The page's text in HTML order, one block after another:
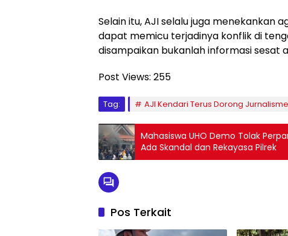
Selain itu, AJI selalu juga menekankan
dapat memicu terjadinya konflik di
disampaikan bukanlah informasi sesat
Post Views: 255
Tag: AJI Kendari Terus Dorong
Mahasiswa UHO Demo Tolak
Ada Skandal dan Rekayasa Pilrek
Pos Terkait